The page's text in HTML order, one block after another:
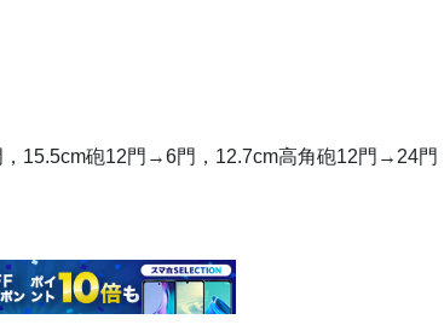
，15.5cm砲12門→6門，12.7cm高角砲12門→24門